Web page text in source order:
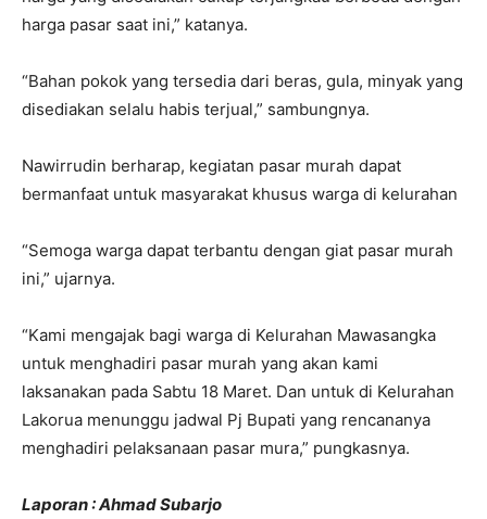
harga pasar saat ini,” katanya.
“Bahan pokok yang tersedia dari beras, gula, minyak yang
disediakan selalu habis terjual,” sambungnya.
Nawirrudin berharap, kegiatan pasar murah dapat
bermanfaat untuk masyarakat khusus warga di kelurahan
“Semoga warga dapat terbantu dengan giat pasar murah
ini,” ujarnya.
“Kami mengajak bagi warga di Kelurahan Mawasangka
untuk menghadiri pasar murah yang akan kami
laksanakan pada Sabtu 18 Maret. Dan untuk di Kelurahan
Lakorua menunggu jadwal Pj Bupati yang rencananya
menghadiri pelaksanaan pasar mura,” pungkasnya.
Laporan : Ahmad Subarjo